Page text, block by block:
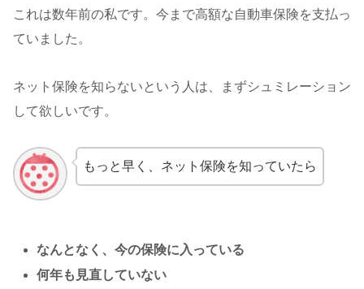
これは数年前の私です。今まで高額な自動車保険を支払っ
ていました。
ネット保険を知らないという人は、まずシュミレーション
して欲しいです。
もっと早く、ネット保険を知っていたら
なんとなく、今の保険に入っている
何年も見直していない